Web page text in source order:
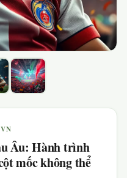
Âu: Hành trình
mốc không thể